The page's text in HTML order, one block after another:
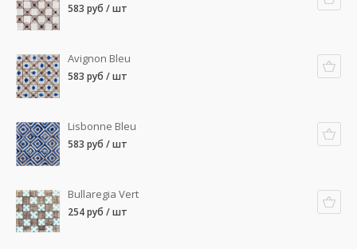
583 руб / шт
Avignon Bleu
583 руб / шт
Lisbonne Bleu
583 руб / шт
Bullaregia Vert
254 руб / шт